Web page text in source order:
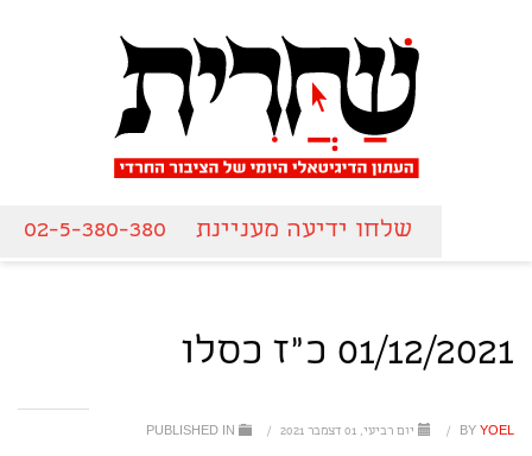
שלחו ידיעה מעניינת 02-5-380-380
01/12/2021 כ"ז כסלו
BY YOEL
/ יום רביעי, 01 דצמבר 2021 /